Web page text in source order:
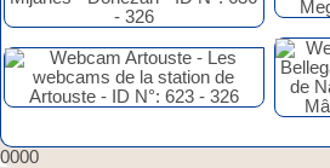
0000